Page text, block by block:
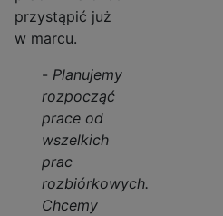
przystąpić już
w marcu.
- Planujemy
rozpocząć
prace od
wszelkich
prac
rozbiórkowych.
Chcemy